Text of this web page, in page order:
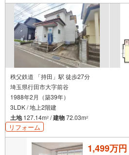
秩父鉄道 「持田」駅 徒歩27分
埼玉県行田市大字前谷
1988年2月（築39年）
3LDK / 地上2階建
土地127.14m2 /建物72.03m2
リフォーム
1,499万円